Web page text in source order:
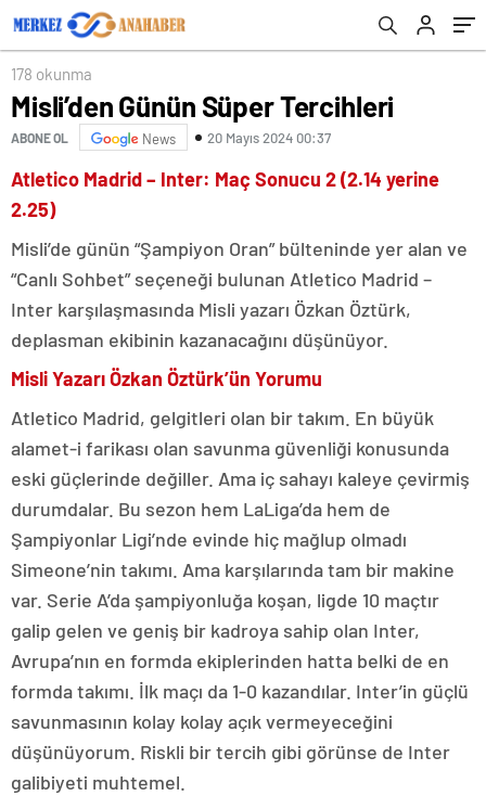
178 okunma
Misli’den Günün Süper Tercihleri
ABONE OL News 20 Mayıs 2024 00:37
Atletico Madrid – Inter: Maç Sonucu 2 (2.14 yerine
2.25)
Misli’de günün “Şampiyon Oran” bülteninde yer alan ve
“Canlı Sohbet” seçeneği bulunan Atletico Madrid –
Inter karşılaşmasında Misli yazarı Özkan Öztürk,
deplasman ekibinin kazanacağını düşünüyor.
Misli Yazarı Özkan Öztürk’ün Yorumu
Atletico Madrid, gelgitleri olan bir takım. En büyük
alamet-i farikası olan savunma güvenliği konusunda
eski güçlerinde değiller. Ama iç sahayı kaleye çevirmiş
durumdalar. Bu sezon hem LaLiga’da hem de
Şampiyonlar Ligi’nde evinde hiç mağlup olmadı
Simeone’nin takımı. Ama karşılarında tam bir makine
var. Serie A’da şampiyonluğa koşan, ligde 10 maçtır
galip gelen ve geniş bir kadroya sahip olan Inter,
Avrupa’nın en formda ekiplerinden hatta belki de en
formda takımı. İlk maçı da 1-0 kazandılar. Inter’in güçlü
savunmasının kolay kolay açık vermeyeceğini
düşünüyorum. Riskli bir tercih gibi görünse de Inter
galibiyeti muhtemel.